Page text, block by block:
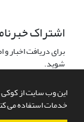
این وب سایت از کوکی
خدمات استفاده می
اشتراک
برای دریافت اخبار
شوید.